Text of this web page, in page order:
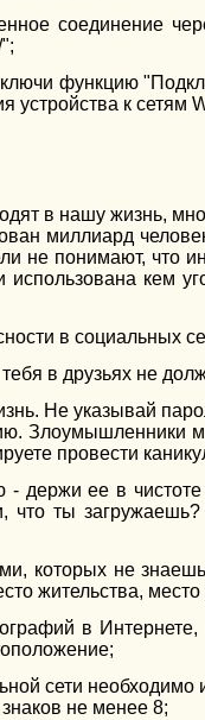
соединение
функцию
устройства к сетям
в нашу жизнь,
миллиард
не понимают,
кем
в социальных
в друзьях не
Не указывай
Злоумышленники
провести
держи ее в
что ты
которых не
жительства, место
в Интернете,
сети
не менее 8;